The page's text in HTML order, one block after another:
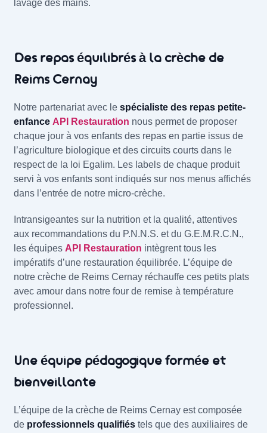
lavage des mains.
Des repas équilibrés à la crèche de
Reims Cernay
Notre partenariat avec le spécialiste des repas petite-
enfance API Restauration nous permet de proposer
chaque jour à vos enfants des repas en partie issus de
l’agriculture biologique et des circuits courts dans le
respect de la loi Egalim. Les labels de chaque produit
servi à vos enfants sont indiqués sur nos menus affichés
dans l’entrée de notre micro-crèche.
Intransigeantes sur la nutrition et la qualité, attentives
aux recommandations du P.N.N.S. et du G.E.M.R.C.N.,
les équipes API Restauration intègrent tous les
impératifs d’une restauration équilibrée. L’équipe de
notre crèche de Reims Cernay réchauffe ces petits plats
avec amour dans notre four de remise à température
professionnel.
Une équipe pédagogique formée et
bienveillante
L’équipe de la crèche de Reims Cernay est composée
de professionnels qualifiéstels que des auxiliaires de